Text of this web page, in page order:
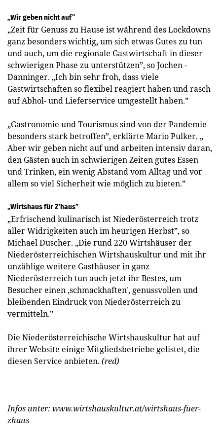
„Wir geben nicht auf”
„Zeit für Genuss zu Hause ist während des Lockdowns
ganz besonders wichtig, um sich etwas Gutes zu tun
und auch, um die regionale Gastwirtschaft in dieser
schwierigen Phase zu unterstützen”, so Jochen ­
Danninger. „Ich bin sehr froh, dass viele
Gastwirtschaften so flexibel reagiert haben und rasch
auf Abhol- und Liefer­service umgestellt haben.”
„Gastronomie und Tourismus sind von der Pandemie
besonders stark betroffen”, erklärte Mario Pulker. „
Aber wir geben nicht auf und arbeiten intensiv daran,
den Gästen auch in schwierigen Zeiten gutes Essen
und Trinken, ein wenig Abstand vom Alltag und vor
allem so viel Sicherheit wie möglich zu ­bieten.”
„Wirtshaus für Z’haus”
„Erfrischend kulinarisch ist Niederösterreich trotz
aller Widrigkeiten auch im heurigen Herbst”, so
Michael Duscher. „Die rund 220 Wirtshäuser der
Niederösterreichischen Wirtshauskultur und mit ihr
unzählige weitere Gasthäuser in ganz
Niederösterreich tun auch jetzt ihr Bestes, um
Besucher einen ‚schmackhaften', genussvollen und
bleibenden Eindruck von Niederösterreich zu
vermitteln.”
Die Niederösterreichische Wirtshauskultur hat auf
ihrer Website einige Mitgliedsbetriebe gelistet, die
diesen Service anbieten. (red)
Infos unter: www.wirtshaus­kultur.at/wirtshaus-fuer-
zhaus